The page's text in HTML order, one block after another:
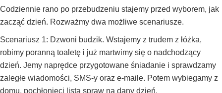
Codziennie rano po przebudzeniu stajemy przed wyborem, jak
zacząć dzień. Rozważmy dwa możliwe scenariusze.
Scenariusz 1: Dzwoni budzik. Wstajemy z trudem z łóżka,
robimy poranną toaletę i już martwimy się o nadchodzący
dzień. Jemy naprędce przygotowane śniadanie i sprawdzamy
zaległe wiadomości, SMS-y oraz e-maile. Potem wybiegamy z
domu, pochłonięci listą spraw na dany dzień.